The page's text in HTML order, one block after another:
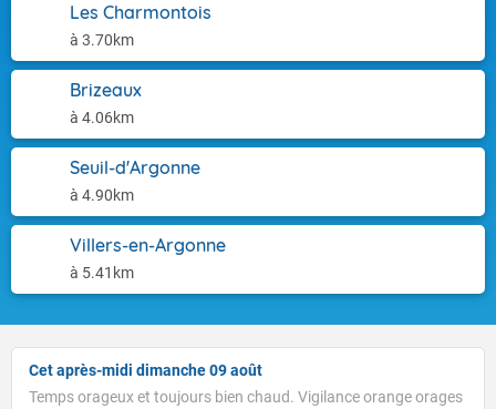
Les Charmontois
à 3.70km
Brizeaux
à 4.06km
Seuil-d'Argonne
à 4.90km
Villers-en-Argonne
à 5.41km
Cet après-midi dimanche 09 août
Temps orageux et toujours bien chaud. Vigilance orange orages